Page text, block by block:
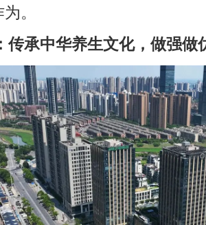
。
传承中华养生文化，做强做